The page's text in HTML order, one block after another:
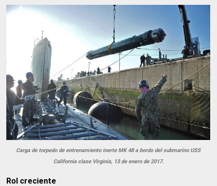
Carga de torpedo de entrenamiento inerte MK 48 a bordo del submarino USS
California clase Virginia, 13 de enero de 2017.
Rol creciente